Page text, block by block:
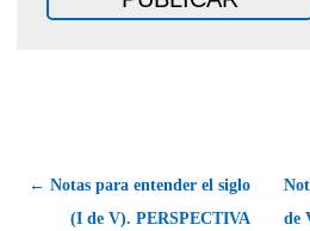
← Notas para entender el siglo
(I de V). PERSPECTIVA
de